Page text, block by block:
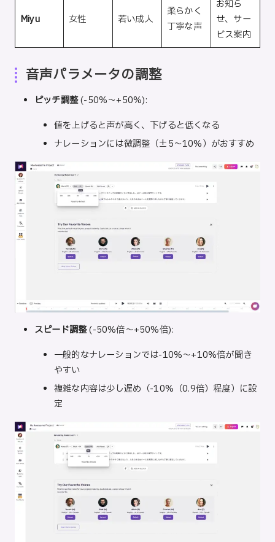
Miyu 女性 若い成人
柔らかく
丁寧な声
お知ら
せ、サー
ビス案内
音声パラメータの調整
ピッチ調整(-50%〜+50%):
値を上げると声が高く、下げると低くなる
ナレーションには微調整（±5〜10%）がおすすめ
スピード調整(-50%倍〜+50%倍):
一般的なナレーションでは-10%〜+10%倍が聞き
やすい
複雑な内容は少し遅め（-10%（0.9倍）程度）に設
定